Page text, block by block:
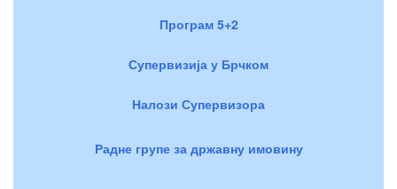
Програм 5+2
Супервизија у Брчком
Налози Супервизора
Радне групе за државну имовину